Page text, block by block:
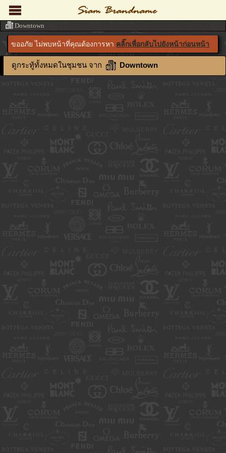
ขออภัย ไม่พบหน้าที่คุณต้องการหา คลิ๊กเพื่อกลับไปยังหน้าก่อนหน้า
ดูกระทู้ทั้งหมดในชุมชน จาก Downtown
Downtown